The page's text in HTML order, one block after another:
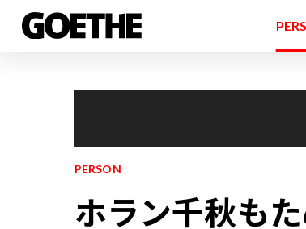
PERSON
ホラン千秋も